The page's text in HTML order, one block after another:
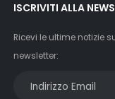
ISCRIVITI ALLA
Ricevi le ultime notizie
newsletter: